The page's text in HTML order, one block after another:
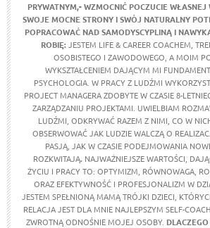
PRYWATNYM,- WZMOCNIĆ POCZUCIE WŁASNEJ
SWOJE MOCNE STRONY I SWÓJ NATURALNY
POPRACOWAĆ NAD SAMODYSCYPLINĄ I
ROBIĘ:JESTEM LIFE & CAREER COACHEM,
OSOBISTEGO I ZAWODOWEGO, A MOIM
WYKSZTAŁCENIEM DAJĄCYM MI
PSYCHOLOGIA. W PRACY Z LUDŹMI
PROJECT MANAGERA ZDOBYTE W CZASIE 8-
ZARZĄDZANIU PROJEKTAMI. UWIELBIAM
LUDŹMI, ODKRYWAĆ RAZEM Z NIMI, CO W
OBSERWOWAĆ JAK LUDZIE WALCZĄ O
PASJĄ, JAK W CZASIE PODEJMOWANIA
ROZKWITAJĄ.NAJWAŻNIEJSZE WARTOŚCI,
ŻYCIU I PRACY TO: OPTYMIZM, RÓWNOWAGA,
ORAZ EFEKTYWNOŚĆ I PROFESJONALIZM W
JESTEM SPEŁNIONĄ MAMĄ TRÓJKI DZIECI,
RELACJA JEST DLA MNIE NAJLEPSZYM SELF-
ZWROTNĄ ODNOŚNIE MOJEJ OSOBY.